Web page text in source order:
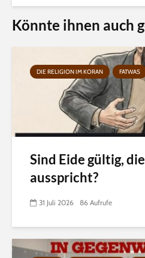
Könnte ihnen auch
DIE RELIGION IM KORAN FATWAS
Sind Eide gültig,
ausspricht?
31 Juli 2026 86 Aufrufe